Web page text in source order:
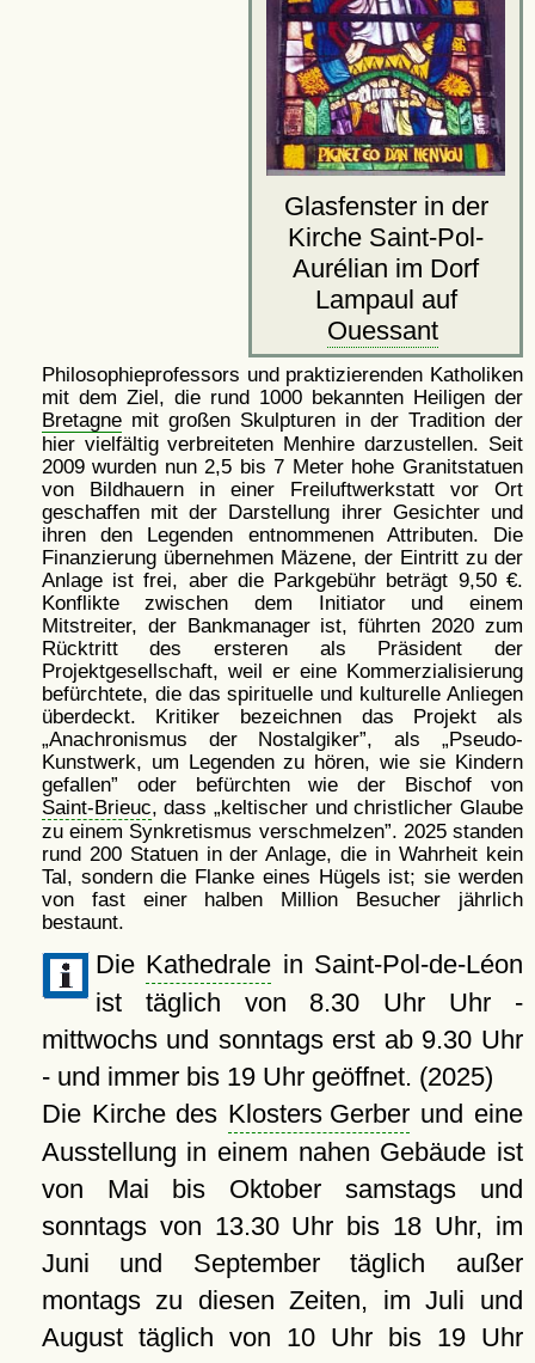
Glasfenster in der
Kirche Saint-Pol-
Aurélian im Dorf
Lampaul auf
Ouessant
Philosophieprofessors und praktizierenden Katholiken
mit dem Ziel, die rund 1000 bekannten Heiligen der
Bretagnemit großen Skulpturen in der Tradition der
hier vielfältig verbreiteten Menhire darzustellen. Seit
2009 wurden nun 2,5 bis 7 Meter hohe Granitstatuen
von Bildhauern in einer Freiluftwerkstatt vor Ort
geschaffen mit der Darstellung ihrer Gesichter und
ihren den Legenden entnommenen Attributen. Die
Finanzierung übernehmen Mäzene, der Eintritt zu der
Anlage ist frei, aber die Parkgebühr beträgt 9,50 €.
Konflikte zwischen dem Initiator und einem
Mitstreiter, der Bankmanager ist, führten 2020 zum
Rücktritt des ersteren als Präsident der
Projektgesellschaft, weil er eine Kommerzialisierung
befürchtete, die das spirituelle und kulturelle Anliegen
überdeckt. Kritiker bezeichnen das Projekt als
Anachronismus der Nostalgiker , als
Pseudo-
Kunstwerk, um Legenden zu hören, wie sie Kindern
gefallen
oder befürchten wie der Bischof von
Saint-Brieuc, dass keltischer und christlicher Glaube
zu einem Synkretismus verschmelzen . 2025 standen
rund 200 Statuen in der Anlage, die in Wahrheit kein
Tal, sondern die Flanke eines Hügels ist; sie werden
von fast einer halben Million Besucher jährlich
bestaunt.
Die Kathedrale in Saint-Pol-de-Léon
ist täglich von 8.30 Uhr Uhr -
mittwochs und sonntags erst ab 9.30 Uhr
- und immer bis 19 Uhr geöffnet. (2025)
Die Kirche des Klosters Gerber und eine
Ausstellung in einem nahen Gebäude ist
von Mai bis Oktober samstags und
sonntags von 13.30 Uhr bis 18 Uhr, im
Juni und September täglich außer
montags zu diesen Zeiten, im Juli und
August täglich von 10 Uhr bis 19 Uhr